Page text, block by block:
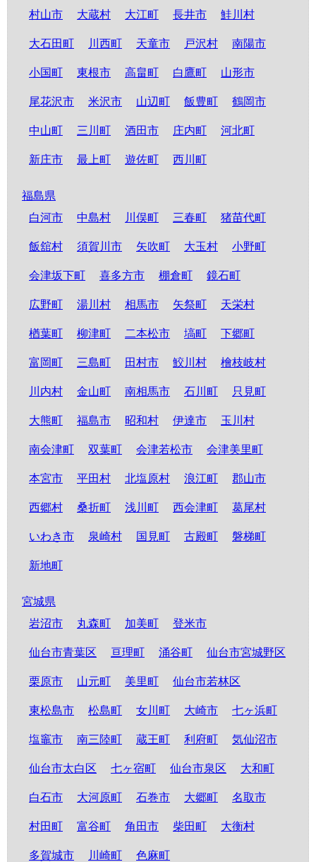
村山市 大蔵村 大江町 長井市 鮭川村
大石田町 川西町 天童市 戸沢村 南陽市
小国町 東根市 高畠町 白鷹町 山形市
尾花沢市 米沢市 山辺町 飯豊町 鶴岡市
中山町 三川町 酒田市 庄内町 河北町
新庄市 最上町 遊佐町 西川町
福島県
白河市
中島村 川俣町 三春町 猪苗代町
飯舘村 須賀川市 矢吹町 大玉村 小野町
会津坂下町 喜多方市 棚倉町 鏡石町
広野町 湯川村 相馬市 矢祭町 天栄村
楢葉町 柳津町 二本松市 塙町 下郷町
富岡町 三島町 田村市 鮫川村 檜枝岐村
川内村 金山町 南相馬市 石川町 只見町
大熊町 福島市 昭和村 伊達市 玉川村
南会津町 双葉町 会津若松市 会津美里町
本宮市 平田村 北塩原村 浪江町 郡山市
西郷村 桑折町 浅川町 西会津町 葛尾村
いわき市 泉崎村 国見町 古殿町 磐梯町
新地町
宮城県
岩沼市
丸森町 加美町 登米市
仙台市青葉区 亘理町 涌谷町 仙台市宮城野区
栗原市 山元町 美里町 仙台市若林区
東松島市 松島町 女川町 大崎市 七ヶ浜町
塩竈市 南三陸町 蔵王町 利府町 気仙沼市
仙台市太白区 七ヶ宿町 仙台市泉区 大和町
白石市 大河原町 石巻市 大郷町 名取市
村田町 富谷町 角田市 柴田町 大衡村
多賀城市 川崎町 色麻町